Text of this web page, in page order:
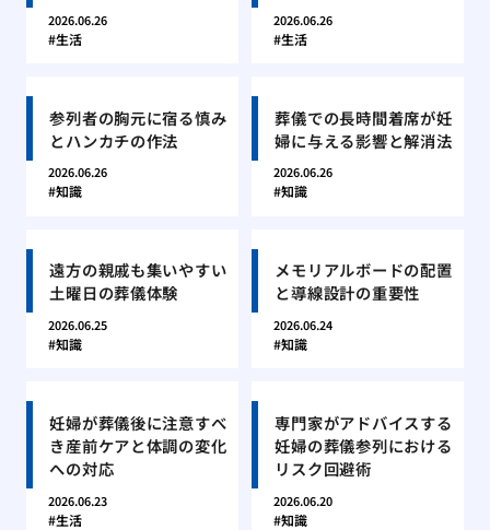
2026.06.26
生活
2026.06.26
生活
参列者の胸元に宿る慎み
とハンカチの作法
2026.06.26
知識
葬儀での長時間着席が妊
婦に与える影響と解消法
2026.06.26
知識
遠方の親戚も集いやすい
土曜日の葬儀体験
2026.06.25
知識
メモリアルボードの配置
と導線設計の重要性
2026.06.24
知識
妊婦が葬儀後に注意すべ
き産前ケアと体調の変化
への対応
2026.06.23
生活
専門家がアドバイスする
妊婦の葬儀参列における
リスク回避術
2026.06.20
知識